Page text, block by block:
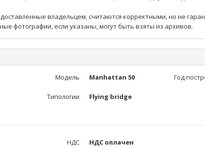
владельцем, считаются корректными, но не
фотографии, если указаны, могут быть взяты из архивов.
Модель Manhattan 50 Год
Типологии Flying bridge
НДС НДС оплачен